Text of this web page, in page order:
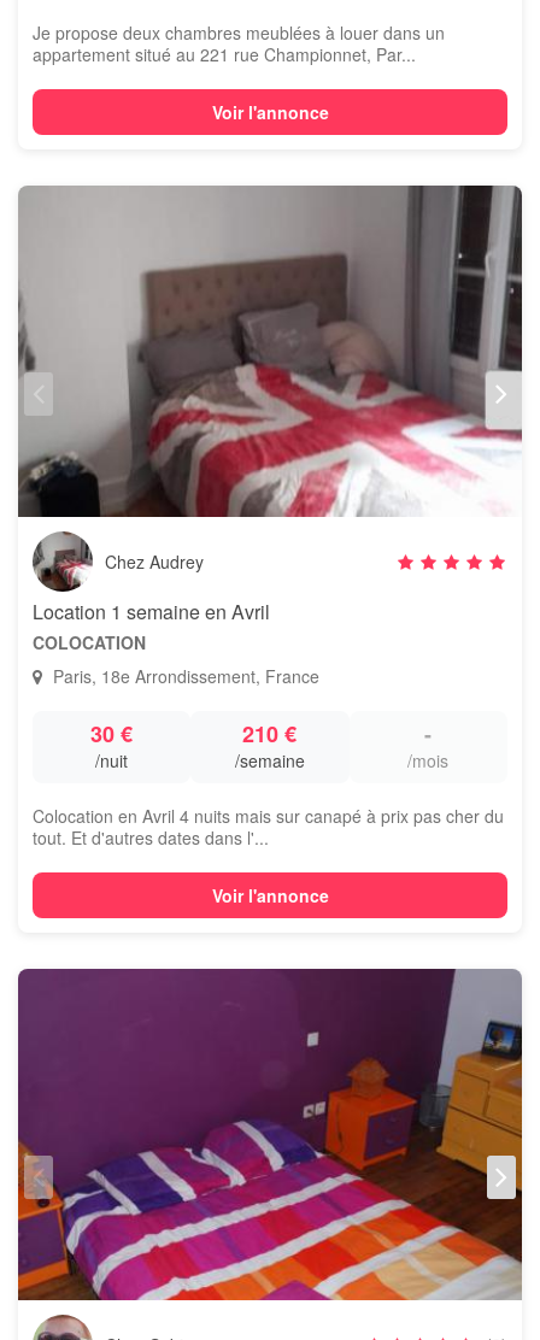
Je propose deux chambres meublées à louer dans un
appartement situé au 221 rue Championnet, Par...
Voir l'annonce
Chez Audrey
Location 1 semaine en Avril
COLOCATION
Paris, 18e Arrondissement, France
30 €
/nuit
210 €
/semaine
-
/mois
Colocation en Avril 4 nuits mais sur canapé à prix pas cher du
tout. Et d'autres dates dans l'...
Voir l'annonce